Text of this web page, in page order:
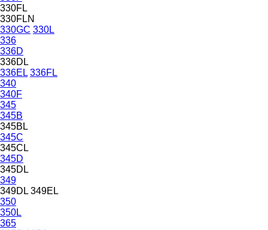
330FL
330FLN
330GC 330L
336
336D
336DL
336EL 336FL
340
340F
345
345B
345BL
345C
345CL
345D
345DL
349
349DL 349EL
350
350L
365